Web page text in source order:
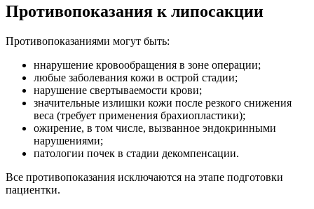
Противопоказания к липосакции
Противопоказаниями могут быть:
ннарушение кровообращения в зоне операции;
любые заболевания кожи в острой стадии;
нарушение свертываемости крови;
значительные излишки кожи после резкого снижения
веса (требует применения брахиопластики);
ожирение, в том числе, вызванное эндокринными
нарушениями;
патологии почек в стадии декомпенсации.
Все противопоказания исключаются на этапе подготовки
пациентки.